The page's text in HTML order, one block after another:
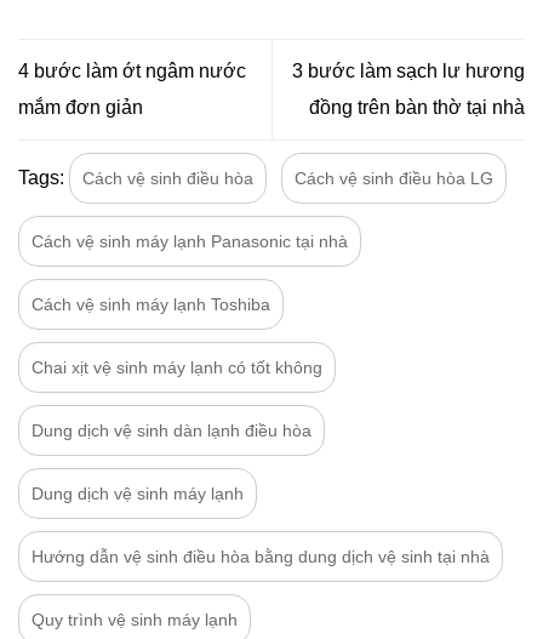
4 bước làm ớt ngâm nước
mắm đơn giản
3 bước làm sạch lư hương
đồng trên bàn thờ tại nhà
Tags: Cách vệ sinh điều hòa Cách vệ sinh điều hòa LG
Cách vệ sinh máy lạnh Panasonic tại nhà
Cách vệ sinh máy lạnh Toshiba
Chai xịt vệ sinh máy lạnh có tốt không
Dung dịch vệ sinh dàn lạnh điều hòa
Dung dịch vệ sinh máy lạnh
Hướng dẫn vệ sinh điều hòa bằng dung dịch vệ sinh tại nhà
Quy trình vệ sinh máy lạnh